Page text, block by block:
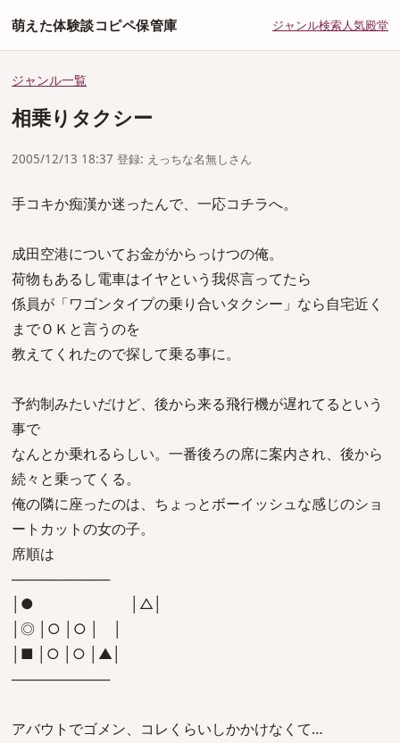
萌えた体験談コピペ保管庫 ジャンル検索人気殿堂
ジャンル一覧
相乗りタクシー
2005/12/13 18:37 登録: えっちな名無しさん
手コキか痴漢か迷ったんで、一応コチラへ。
成田空港についてお金がからっけつの俺。
荷物もあるし電車はイヤという我侭言ってたら
係員が「ワゴンタイプの乗り合いタクシー」なら自宅近く
までＯＫと言うのを
教えてくれたので探して乗る事に。
予約制みたいだけど、後から来る飛行機が遅れてるという
事で
なんとか乗れるらしい。一番後ろの席に案内され、後から
続々と乗ってくる。
俺の隣に座ったのは、ちょっとボーイッシュな感じのショ
ートカットの女の子。
席順は
──────────
│● │△│
│◎ │○ │○ │ │
│■ │○ │○ │▲│
──────────
アバウトでゴメン、コレくらいしかかけなくて…